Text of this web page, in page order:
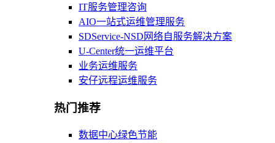
IT服务管理咨询
AIO一站式运维管理服务
SDService-NSD网络自服务解决方案
U-Center统一运维平台
业务运维服务
安仔远程运维服务
热门推荐
数据中心绿色节能